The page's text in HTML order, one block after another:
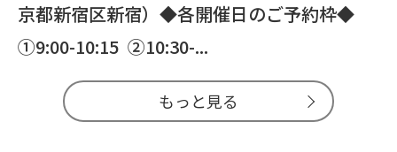
京都新宿区新宿）◆各開催日のご予約枠◆
①9:00-10:15 ②10:30-...
もっと見る